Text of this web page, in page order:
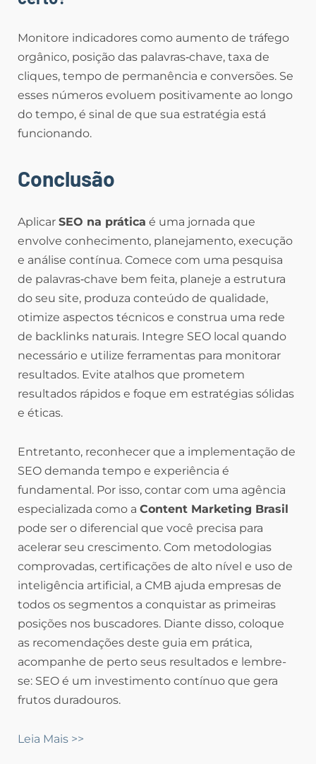
Monitore indicadores como aumento de tráfego
orgânico, posição das palavras‑chave, taxa de
cliques, tempo de permanência e conversões. Se
esses números evoluem positivamente ao longo
do tempo, é sinal de que sua estratégia está
funcionando.
Conclusão
Aplicar SEO na prática é uma jornada que
envolve conhecimento, planejamento, execução
e análise contínua. Comece com uma pesquisa
de palavras‑chave bem feita, planeje a estrutura
do seu site, produza conteúdo de qualidade,
otimize aspectos técnicos e construa uma rede
de backlinks naturais. Integre SEO local quando
necessário e utilize ferramentas para monitorar
resultados. Evite atalhos que prometem
resultados rápidos e foque em estratégias sólidas
e éticas.
Entretanto, reconhecer que a implementação de
SEO demanda tempo e experiência é
fundamental. Por isso, contar com uma agência
especializada como a Content Marketing Brasil
pode ser o diferencial que você precisa para
acelerar seu crescimento. Com metodologias
comprovadas, certificações de alto nível e uso de
inteligência artificial, a CMB ajuda empresas de
todos os segmentos a conquistar as primeiras
posições nos buscadores. Diante disso, coloque
as recomendações deste guia em prática,
acompanhe de perto seus resultados e lembre-
se: SEO é um investimento contínuo que gera
frutos duradouros.
Leia Mais >>